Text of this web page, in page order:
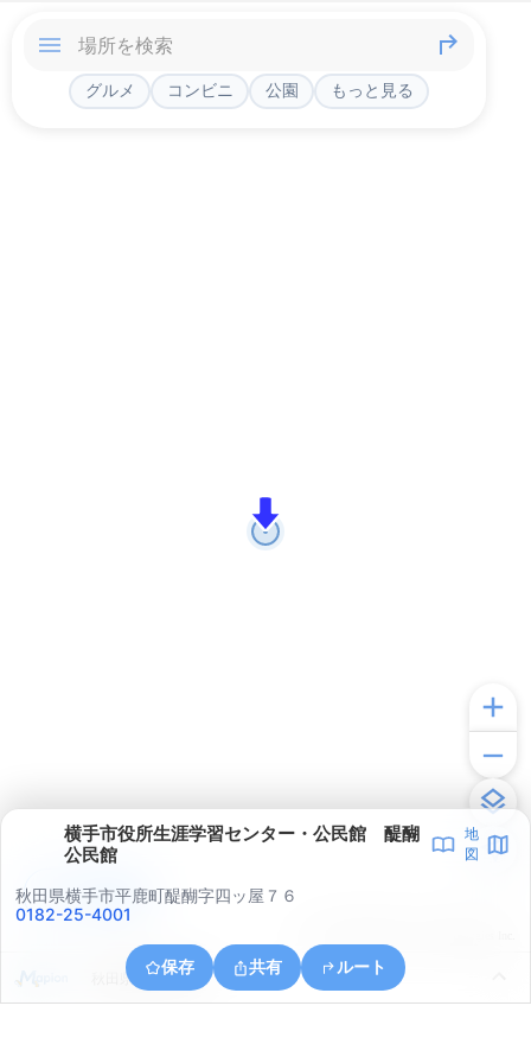
グルメ コンビニ 公園 もっと見る
横手市役所生涯学習センター・公民館 醍醐
公民館
地
図
秋田県横手市平鹿町醍醐字四ッ屋７６
0182-25-4001
保存 共有 ルート
秋田県横手市柳田
アプリで見る